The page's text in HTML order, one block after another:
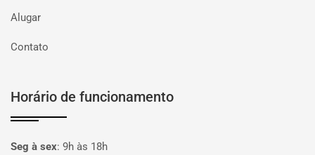
Alugar
Contato
Horário de funcionamento
Seg à sex: 9h às 18h